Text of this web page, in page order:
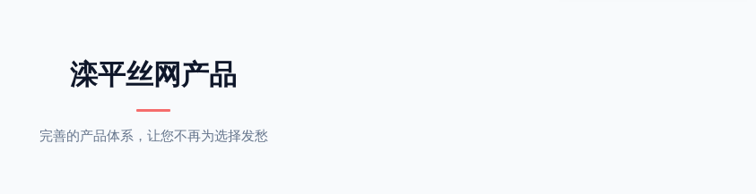
滦平丝网产品
完善的产品体系，让您不再为选择发愁